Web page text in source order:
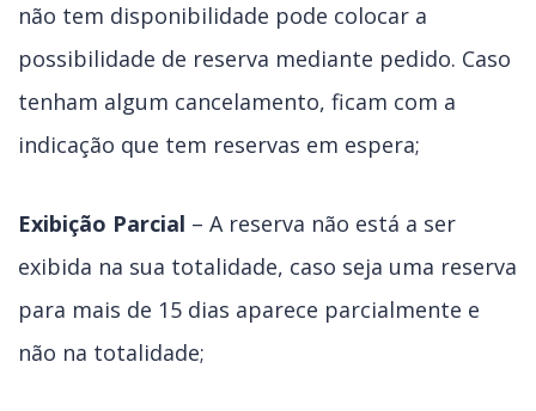
não tem disponibilidade pode colocar a
possibilidade de reserva mediante pedido. Caso
tenham algum cancelamento, ficam com a
indicação que tem reservas em espera;
Exibição Parcial – A reserva não está a ser
exibida na sua totalidade, caso seja uma reserva
para mais de 15 dias aparece parcialmente e
não na totalidade;